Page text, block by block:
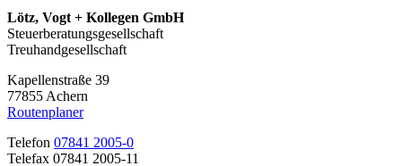
Lötz, Vogt + Kollegen GmbH
Steuerberatungsgesellschaft
Treuhandgesellschaft
Kapellenstraße 39
77855 Achern
Routenplaner
Telefon 07841 2005-0
Telefax 07841 2005-11